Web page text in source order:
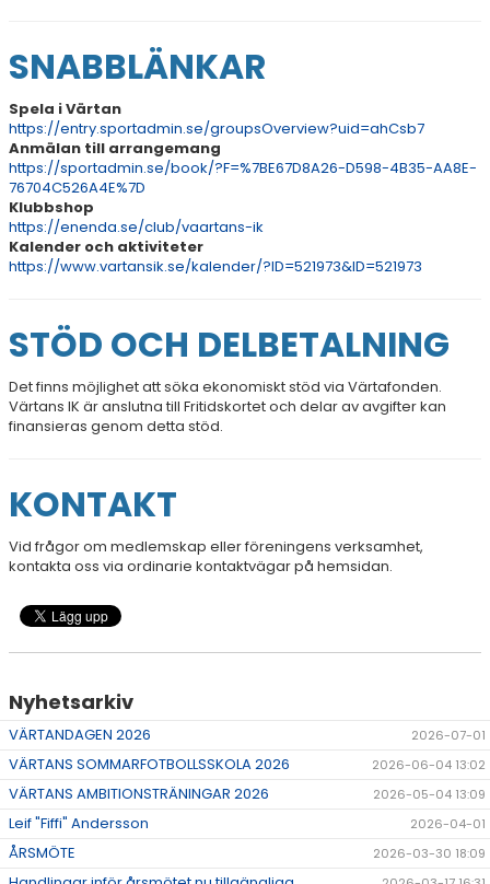
SNABBLÄNKAR
Spela i Värtan
https://entry.sportadmin.se/groupsOverview?uid=ahCsb7
Anmälan till arrangemang
https://sportadmin.se/book/?F=%7BE67D8A26-D598-4B35-AA8E-
76704C526A4E%7D
Klubbshop
https://enenda.se/club/vaartans-ik
Kalender och aktiviteter
https://www.vartansik.se/kalender/?ID=521973&ID=521973
STÖD OCH DELBETALNING
Det finns möjlighet att söka ekonomiskt stöd via Värtafonden.
Värtans IK är anslutna till Fritidskortet och delar av avgifter kan
finansieras genom detta stöd.
KONTAKT
Vid frågor om medlemskap eller föreningens verksamhet,
kontakta oss via ordinarie kontaktvägar på hemsidan.
Nyhetsarkiv
VÄRTANDAGEN 2026 2026-07-01
VÄRTANS SOMMARFOTBOLLSSKOLA 2026 2026-06-04 13:02
VÄRTANS AMBITIONSTRÄNINGAR 2026 2026-05-04 13:09
Leif "Fiffi" Andersson 2026-04-01
ÅRSMÖTE 2026-03-30 18:09